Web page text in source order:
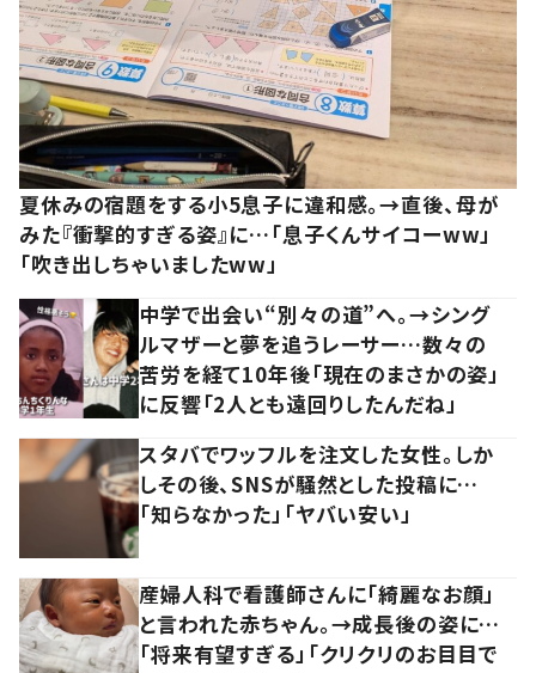
夏休みの宿題をする小5息子に違和感。→直後、母が
みた『衝撃的すぎる姿』に…「息子くんサイコーww」
「吹き出しちゃいましたww」
中学で出会い“別々の道”へ。→シング
ルマザーと夢を追うレーサー…数々の
苦労を経て10年後「現在のまさかの姿」
に反響「2人とも遠回りしたんだね」
スタバでワッフルを注文した女性。しか
しその後、SNSが騒然とした投稿に…
「知らなかった」「ヤバい安い」
産婦人科で看護師さんに「綺麗なお顔」
と言われた赤ちゃん。→成長後の姿に…
「将来有望すぎる」「クリクリのお目目で